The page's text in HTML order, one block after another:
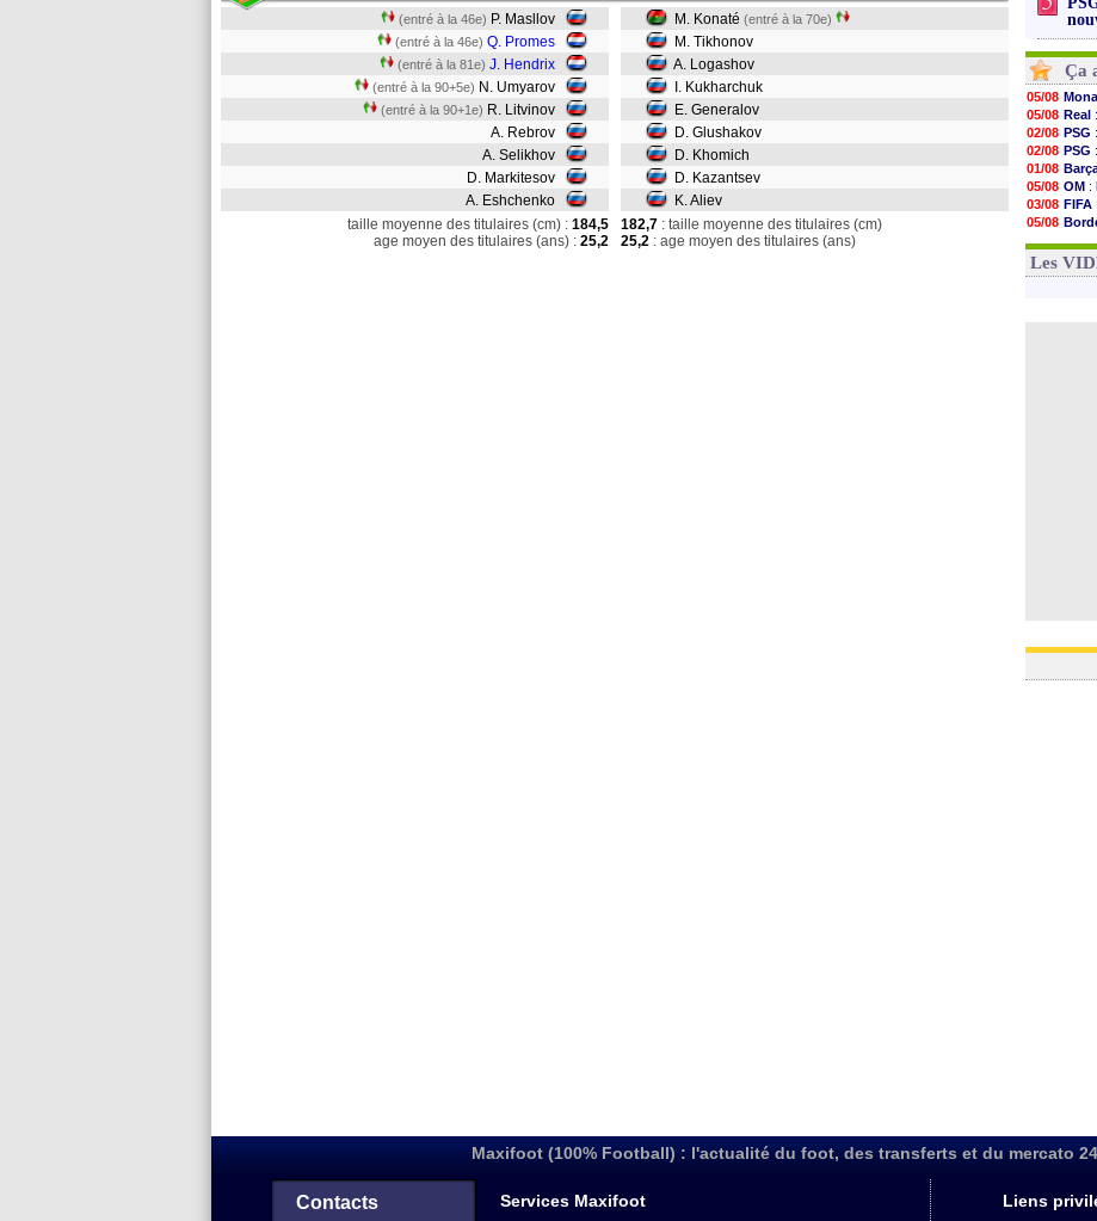
(entré à la 46e) P. Masllov
(entré à la 46e) Q. Promes
(entré à la 81e) J. Hendrix
(entré à la 90+5e) N. Umyarov
(entré à la 90+1e) R. Litvinov
A. Rebrov
A. Selikhov
D. Markitesov
A. Eshchenko
M. Konaté (entré à la 70e)
M. Tikhonov
A. Logashov
I. Kukharchuk
E. Generalov
D. Glushakov
D. Khomich
D. Kazantsev
K. Aliev
taille moyenne des titulaires (cm) : 184,5
age moyen des titulaires (ans) : 25,2
182,7 : taille moyenne des titulaires (cm)
25,2 : age moyen des titulaires (ans)
Ça
05/08
05/08 Real
02/08 PSG
02/08 PSG
01/08
05/08 OM :
03/08 FIFA
05/08
03/08 Real
Les
Maxifoot (100% Football) : l'actualité du foot, des transferts et du mercato
Contacts Services Maxifoot Liens